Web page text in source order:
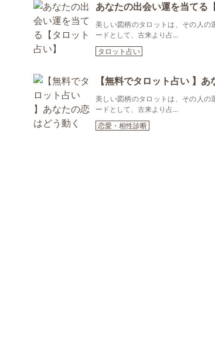
あなたの出会い運を当てる
美しい図柄のタロットは、その人の
ードとして、古来より占...
タロット占い
【無料でタロット占い 】あ
美しい図柄のタロットは、その人の
ードとして、古来より占...
恋愛・相性診断